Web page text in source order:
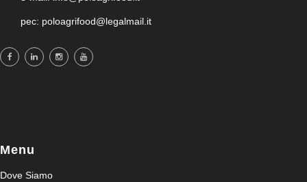
pec: poloagrifood@legalmail.it
Menu
Dove Siamo